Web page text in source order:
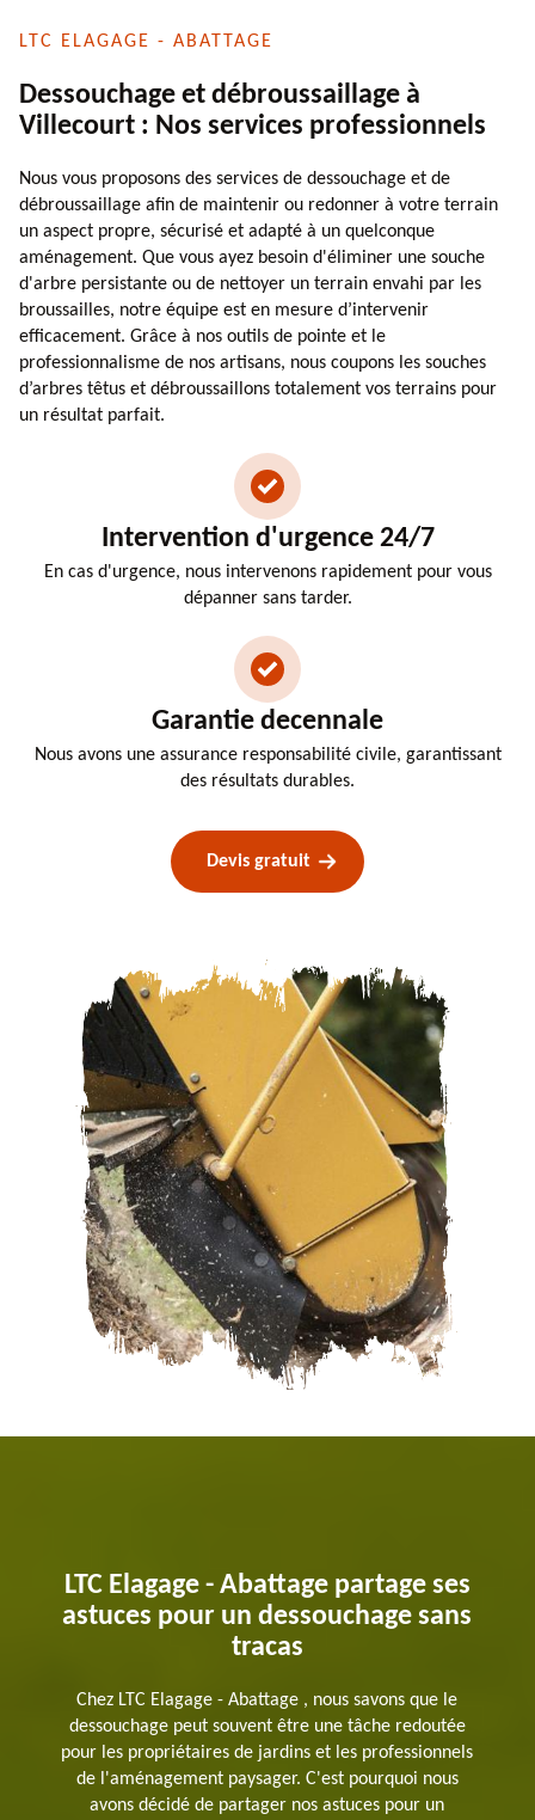
LTC ELAGAGE - ABATTAGE
Dessouchage et débroussaillage à
Villecourt : Nos services professionnels
Nous vous proposons des services de dessouchage et de
débroussaillage afin de maintenir ou redonner à votre terrain
un aspect propre, sécurisé et adapté à un quelconque
aménagement. Que vous ayez besoin d'éliminer une souche
d'arbre persistante ou de nettoyer un terrain envahi par les
broussailles, notre équipe est en mesure d’intervenir
efficacement. Grâce à nos outils de pointe et le
professionnalisme de nos artisans, nous coupons les souches
d’arbres têtus et débroussaillons totalement vos terrains pour
un résultat parfait.
Intervention d'urgence 24/7
En cas d'urgence, nous intervenons rapidement pour vous
dépanner sans tarder.
Garantie decennale
Nous avons une assurance responsabilité civile, garantissant
des résultats durables.
Devis gratuit
LTC Elagage - Abattage partage ses
astuces pour un dessouchage sans
tracas
Chez LTC Elagage - Abattage , nous savons que le
dessouchage peut souvent être une tâche redoutée
pour les propriétaires de jardins et les professionnels
de l'aménagement paysager. C'est pourquoi nous
avons décidé de partager nos astuces pour un